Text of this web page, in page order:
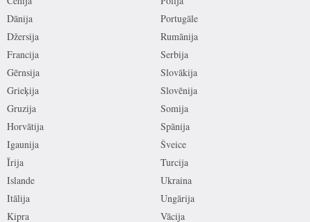
Dānija
Džersija
Francija
Gērnsija
Grieķija
Gruzija
Horvātija
Igaunija
Īrija
Islande
Itālija
Kipra
Portugāle
Rumānija
Serbija
Slovākija
Slovēnija
Somija
Spānija
Šveice
Turcija
Ukraina
Ungārija
Vācija